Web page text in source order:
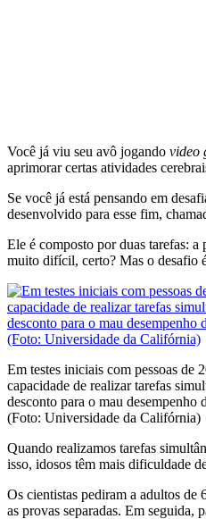
Você já viu seu avô jogando video
aprimorar certas atividades
Se você já está pensando em
desenvolvido para esse fim,
Ele é composto por duas tarefas:
muito difícil, certo? Mas o desafio
Em testes iniciais com pessoas de
capacidade de realizar tarefas
desconto para o mau
(Foto: Universidade da Califórnia)
Quando realizamos tarefas
isso, idosos têm mais dificuldade
Os cientistas pediram a adultos de
as provas separadas. Em seguida,